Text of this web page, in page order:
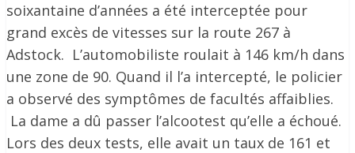
soixantaine d’années a été interceptée pour
grand excès de vitesses sur la route 267 à
Adstock. L’automobiliste roulait à 146 km/h dans
une zone de 90. Quand il l’a intercepté, le policier
a observé des symptômes de facultés affaiblies.
La dame a dû passer l’alcootest qu’elle a échoué.
Lors des deux tests, elle avait un taux de 161 et